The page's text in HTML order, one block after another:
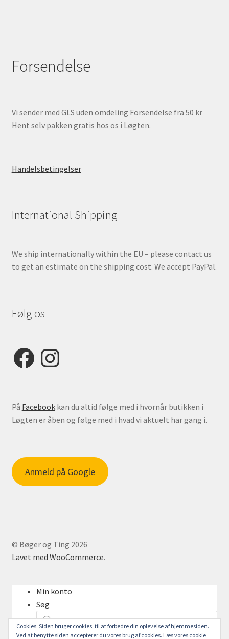
Forsendelse
Vi sender med GLS uden omdeling Forsendelse fra 50 kr
Hent selv pakken gratis hos os i Løgten.
Handelsbetingelser
International Shipping
We ship internationally within the EU – please contact us
to get an estimate on the shipping cost. We accept PayPal.
Følg os
FacebookInstagram
På Facebookkan du altid følge med i hvornår butikken i
Løgten er åben og følge med i hvad vi aktuelt har gang i.
Anmeld på Google
© Bøger og Ting 2026
Lavet med WooCommerce.
Min konto
Søg
Products
search
Cookies: Siden bruger cookies, til at forbedre din oplevelse af hjemmesiden.
Ved at benytte siden accepterer du vores brug af cookies. Læs vores cookie